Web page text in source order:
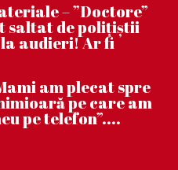
– ”Doctore”
saltat de polițiștii
la audieri! Ar fi
am plecat spre
pe care am
pe telefon”....